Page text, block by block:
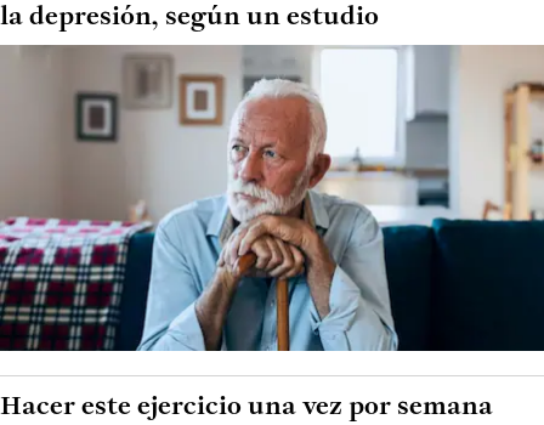
la depresión, según un estudio
Hacer este ejercicio una vez por semana